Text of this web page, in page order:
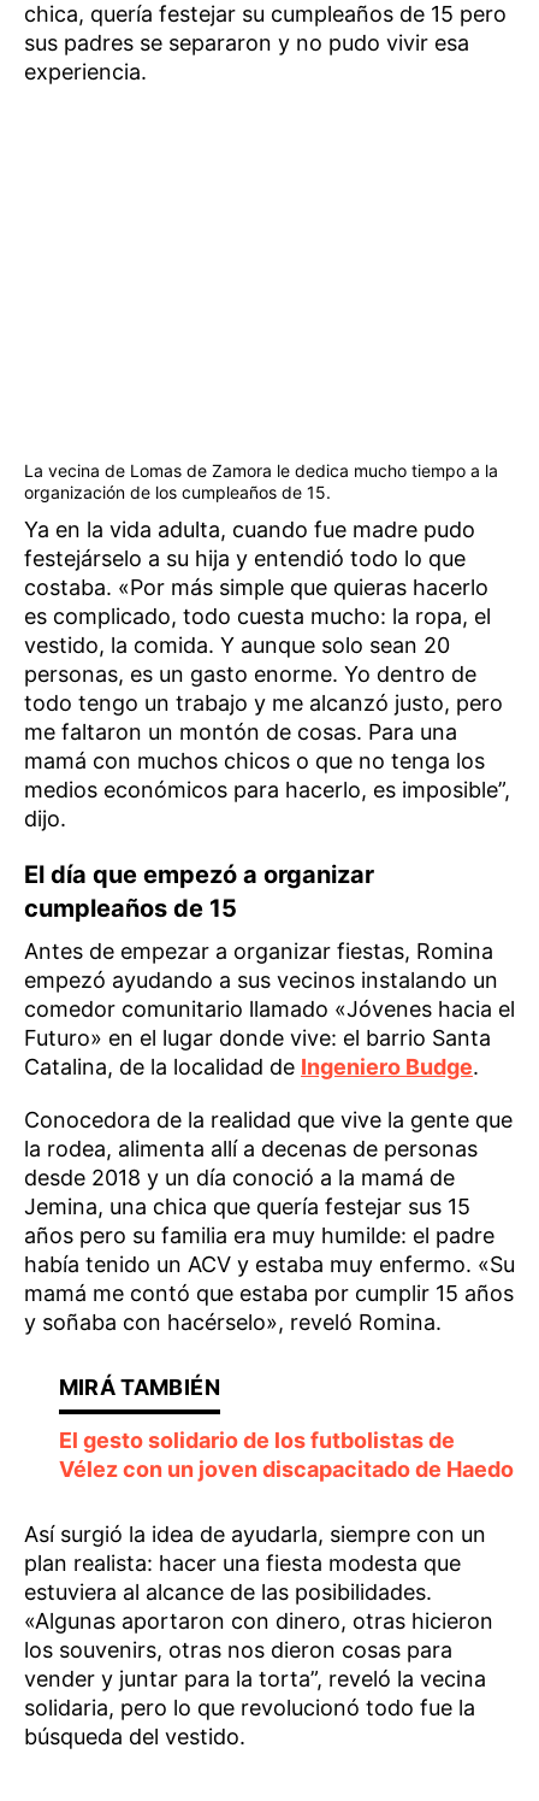
chica, quería festejar su cumpleaños de 15 pero
sus padres se separaron y no pudo vivir esa
experiencia.
La vecina de Lomas de Zamora le dedica mucho tiempo a la
organización de los cumpleaños de 15.
Ya en la vida adulta, cuando fue madre pudo
festejárselo a su hija y entendió todo lo que
costaba. «Por más simple que quieras hacerlo
es complicado, todo cuesta mucho: la ropa, el
vestido, la comida. Y aunque solo sean 20
personas, es un gasto enorme. Yo dentro de
todo tengo un trabajo y me alcanzó justo, pero
me faltaron un montón de cosas. Para una
mamá con muchos chicos o que no tenga los
medios económicos para hacerlo, es imposible”,
dijo.
El día que empezó a organizar
cumpleaños de 15
Antes de empezar a organizar fiestas, Romina
empezó ayudando a sus vecinos instalando un
comedor comunitario llamado «Jóvenes hacia el
Futuro» en el lugar donde vive: el barrio Santa
Catalina, de la localidad de Ingeniero Budge.
Conocedora de la realidad que vive la gente que
la rodea, alimenta allí a decenas de personas
desde 2018 y un día conoció a la mamá de
Jemina, una chica que quería festejar sus 15
años pero su familia era muy humilde: el padre
había tenido un ACV y estaba muy enfermo. «Su
mamá me contó que estaba por cumplir 15 años
y soñaba con hacérselo», reveló Romina.
El gesto solidario de los futbolistas de
Vélez con un joven discapacitado de Haedo
Así surgió la idea de ayudarla, siempre con un
plan realista: hacer una fiesta modesta que
estuviera al alcance de las posibilidades.
«Algunas aportaron con dinero, otras hicieron
los souvenirs, otras nos dieron cosas para
vender y juntar para la torta”, reveló la vecina
solidaria, pero lo que revolucionó todo fue la
búsqueda del vestido.